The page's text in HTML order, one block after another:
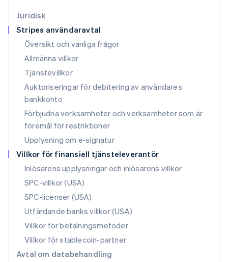
Juridisk
Stripes användaravtal
Översikt och vanliga frågor
Allmänna villkor
Tjänstevillkor
Auktoriseringar för debitering av användares
bankkonto
Förbjudna verksamheter och verksamheter som är
föremål för restriktioner
Upplysning om e‑signatur
Villkor för finansiell tjänsteleverantör
Inlösarens upplysningar och inlösarens villkor
SPC-villkor (USA)
SPC-licenser (USA)
Utfärdande banks villkor (USA)
Villkor för betalningsmetoder
Villkor för stablecoin-partner
Avtal om databehandling
English 简体中文
Malta
Mexiko
EspañolEnglish
Nederländerna
Norge
English
Nya Zeeland
Polen
English
Portugal
Rumänien
English
Schweiz
Deutsch FrançaisItalianoEnglish
Singapore
English 简体中文
English